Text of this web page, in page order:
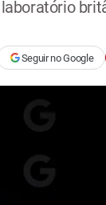
Seguir no Google